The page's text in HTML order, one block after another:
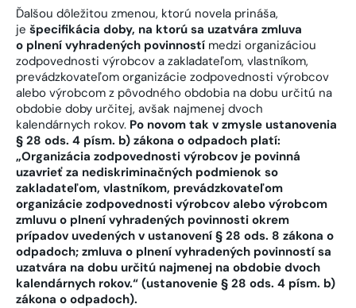
Ďalšou dôležitou zmenou, ktorú novela prináša,
je špecifikácia doby, na ktorú sa uzatvára zmluva
o plnení vyhradených povinností medzi organizáciou
zodpovednosti výrobcov a zakladateľom, vlastníkom,
prevádzkovateľom organizácie zodpovednosti výrobcov
alebo výrobcom z pôvodného obdobia na dobu určitú na
obdobie doby určitej, avšak najmenej dvoch
kalendárnych rokov. Po novom tak v zmysle ustanovenia
§ 28 ods. 4 písm. b) zákona o odpadoch platí:
„Organizácia zodpovednosti výrobcov je povinná
uzavrieť za nediskriminačných podmienok so
zakladateľom, vlastníkom, prevádzkovateľom
organizácie zodpovednosti výrobcov alebo výrobcom
zmluvu o plnení vyhradených povinnosti okrem
prípadov uvedených v ustanovení § 28 ods. 8 zákona o
odpadoch; zmluva o plnení vyhradených povinností sa
uzatvára na dobu určitú najmenej na obdobie dvoch
kalendárnych rokov.“ (ustanovenie § 28 ods. 4 písm. b)
zákona o odpadoch).